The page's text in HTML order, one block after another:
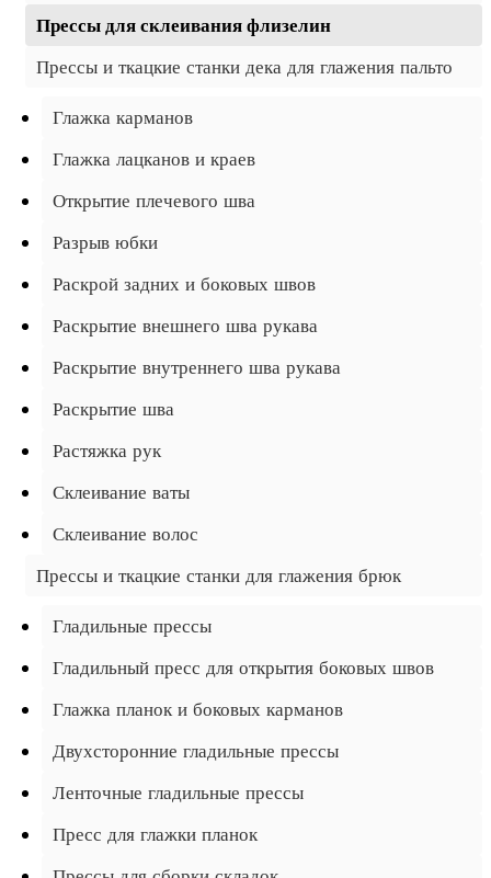
Прессы для склеивания флизелин
Прессы и ткацкие станки дека для глажения пальто
Глажка карманов
Глажка лацканов и краев
Открытие плечевого шва
Разрыв юбки
Раскрой задних и боковых швов
Раскрытие внешнего шва рукава
Раскрытие внутреннего шва рукава
Раскрытие шва
Растяжка рук
Склеивание ваты
Склеивание волос
Прессы и ткацкие станки для глажения брюк
Гладильные прессы
Гладильный пресс для открытия боковых швов
Глажка планок и боковых карманов
Двухсторонние гладильные прессы
Ленточные гладильные прессы
Пресс для глажки планок